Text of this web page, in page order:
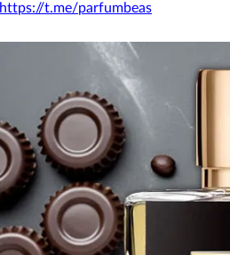
https://t.me/parfumbeas